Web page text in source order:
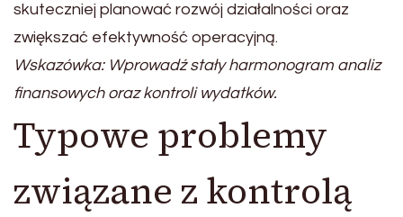
skuteczniej planować rozwój działalności oraz
zwiększać efektywność operacyjną.
Wskazówka: Wprowadź stały harmonogram analiz
finansowych oraz kontroli wydatków.
Typowe problemy
związane z kontrolą